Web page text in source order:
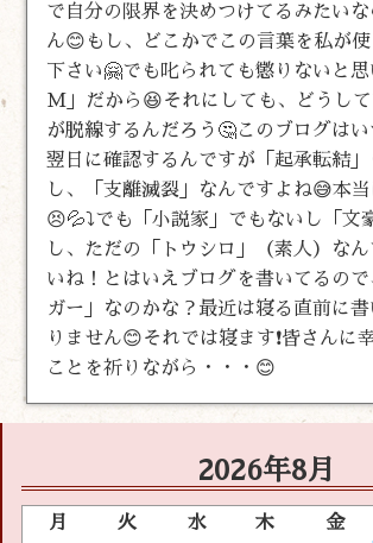
で自分の限界を決めつけてるみたい
ん😊もし、どこかでこの言葉を私が
下さい🤗でも叱られても懲りないと
M」だから😆それにしても、どうし
が脱線するんだろう🤔このブログは
翌日に確認するんですが「起承転結
し、「支離滅裂」なんですよね😅本
😣💦⤵️でも「小説家」でもないし「文
し、ただの「トウシロ」（素人）な
いね！とはいえブログを書いてるので
ガー」なのかな？最近は寝る直前に
りません😊それでは寝ます❗皆さんに
ことを祈りながら・・・😊
2026年8月
月 火 水 木 金